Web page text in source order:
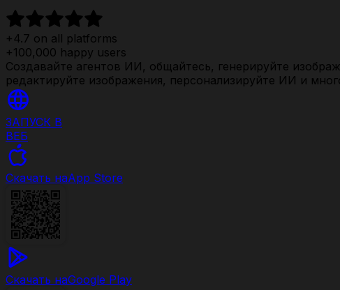
+4.7 on all platforms
+100,000 happy users
Создавайте агентов ИИ, общайтесь, генерируйте
редактируйте изображения, персонализируйте ИИ и
ЗАПУСК В
ВЕБ
Скачать наApp Store
Скачать наGoogle Play